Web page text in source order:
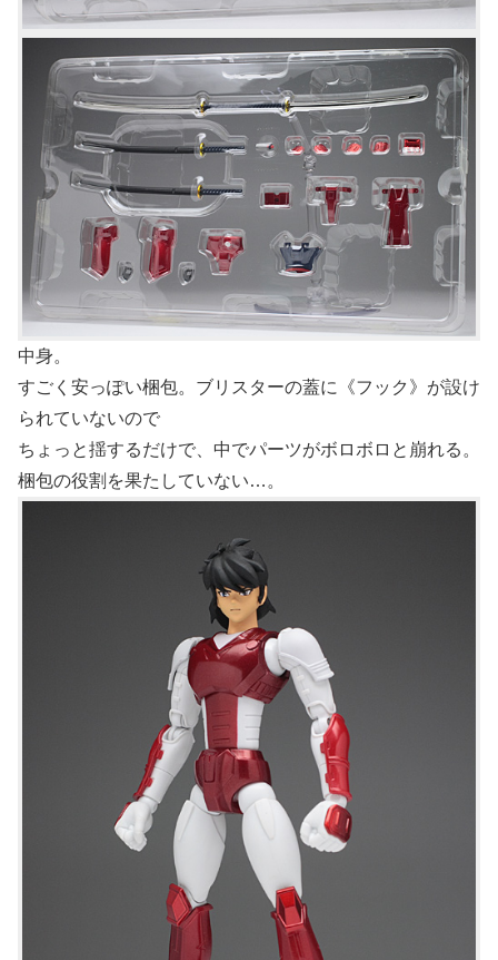
中身。
すごく安っぽい梱包。ブリスターの蓋に《フック》が設け
られていないので
ちょっと揺するだけで、中でパーツがボロボロと崩れる。
梱包の役割を果たしていない…。